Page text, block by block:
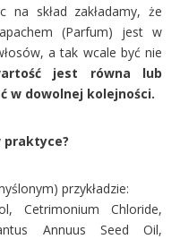
na skład zakładamy, że
(Parfum) jest w
a tak wcale być nie
jest równa lub
w dowolnej kolejności.
praktyce?
przykładzie:
Cetrimonium Chloride,
Annuus Seed Oil,